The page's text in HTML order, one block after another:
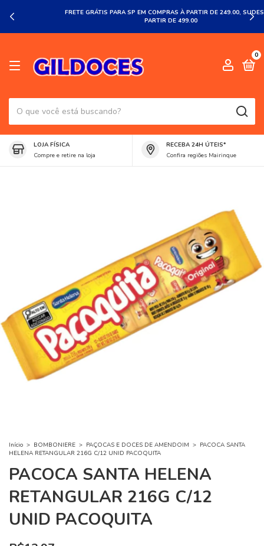
FRETE GRÁTIS PARA SP EM COMPRAS À PARTIR DE 249.00, SUDESTE À
PARTIR DE 499.00
0
LOJA FÍSICA
Compre e retire na loja
RECEBA 24H ÚTEIS*
Confira regiões Mairinque
Início > BOMBONIERE > PAÇOCAS E DOCES DE AMENDOIM > PACOCA SANTA
HELENA RETANGULAR 216G C/12 UNID PACOQUITA
PACOCA SANTA HELENA
RETANGULAR 216G C/12
UNID PACOQUITA